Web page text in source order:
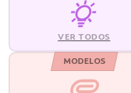
VER TODOS
MODELOS